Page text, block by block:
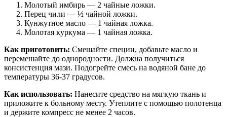
Молотый имбирь — 2 чайные ложки.
Перец чили — ½ чайной ложки.
Кунжутное масло — 1 чайная ложка.
Молотая куркума — 1 чайная ложка.
Как приготовить: Смешайте специи, добавьте масло и
перемешайте до однородности. Должна получиться
консистенция мази. Подогрейте смесь на водяной бане до
температуры 36-37 градусов.
Как использовать: Нанесите средство на мягкую ткань и
приложите к больному месту. Утеплите с помощью полотенца
и держите компресс не менее 2 часов.